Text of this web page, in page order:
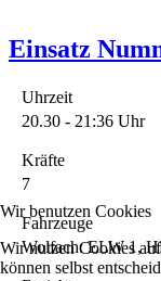
Einsatz
Uhrzeit
20.30 - 21:36 Uhr
Kräfte
7
Fahrzeuge
Wolfach: ELW 1,
Wir benutzen Cookies
Wir nutzen Cookies
können selbst